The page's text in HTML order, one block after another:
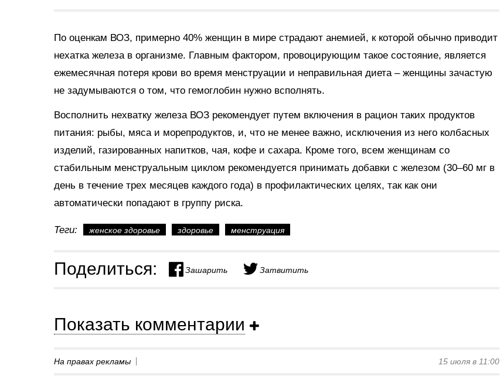
По оценкам ВОЗ, примерно 40% женщин в мире страдают анемией, к которой обычно приводит
нехатка железа в организме. Главным фактором, провоцирующим такое состояние, является
ежемесячная потеря крови во время менструации и неправильная диета – женщины зачастую
не задумываются о том, что гемоглобин нужно всполнять.
Восполнить нехватку железа ВОЗ рекомендует путем включения в рацион таких продуктов
питания: рыбы, мяса и морепродуктов, и, что не менее важно, исключения из него колбасных
изделий, газированных напитков, чая, кофе и сахара. Кроме того, всем женщинам со
стабильным менструальным циклом рекомендуется принимать добавки с железом (30–60 мг в
день в течение трех месяцев каждого года) в профилактических целях, так как они
автоматически попадают в группу риска.
Теги: женское здоровье здоровье менструация
Поделиться: Зашарить Затвитить
Показать комментарии
На правах рекламы 15 июля в 11:00